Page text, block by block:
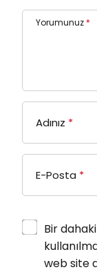
Yorumunuz *
Adınız *
E-Posta *
Bir
web site